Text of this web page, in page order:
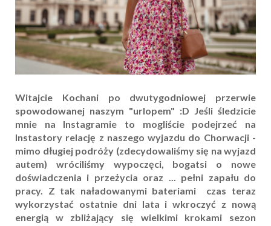
Witajcie Kochani po dwutygodniowej przerwie
spowodowanej naszym "urlopem" :D Jeśli śledzicie
mnie na Instagramie to mogliście podejrzeć na
Instastory relację z naszego wyjazdu do Chorwacji -
mimo długiej podróży (zdecydowaliśmy się na wyjazd
autem) wróciliśmy wypoczęci, bogatsi o nowe
doświadczenia i przeżycia oraz ... pełni zapału do
pracy. Z tak naładowanymi bateriami czas teraz
wykorzystać ostatnie dni lata i wkroczyć z nową
energią w zbliżający się wielkimi krokami sezon